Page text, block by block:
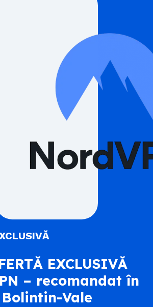
EXCLUSIVĂ
– recomandat în
Bolintin-Vale